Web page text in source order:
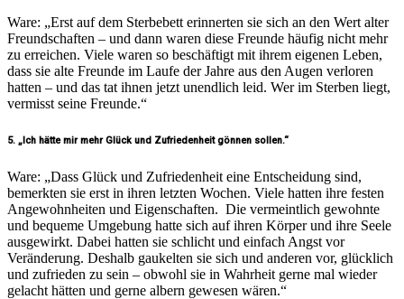
Ware: „Erst auf dem Sterbebett erinnerten sie sich an den Wert alter
Freundschaften – und dann waren diese Freunde häufig nicht mehr
zu erreichen. Viele waren so beschäftigt mit ihrem eigenen Leben,
dass sie alte Freunde im Laufe der Jahre aus den Augen verloren
hatten – und das tat ihnen jetzt unendlich leid. Wer im Sterben liegt,
vermisst seine Freunde.“
5. „Ich hätte mir mehr Glück und Zufriedenheit gönnen sollen.“
Ware: „Dass Glück und Zufriedenheit eine Entscheidung sind,
bemerkten sie erst in ihren letzten Wochen. Viele hatten ihre festen
Angewohnheiten und Eigenschaften. Die vermeintlich gewohnte
und bequeme Umgebung hatte sich auf ihren Körper und ihre Seele
ausgewirkt. Dabei hatten sie schlicht und einfach Angst vor
Veränderung. Deshalb gaukelten sie sich und anderen vor, glücklich
und zufrieden zu sein – obwohl sie in Wahrheit gerne mal wieder
gelacht hätten und gerne albern gewesen wären.“